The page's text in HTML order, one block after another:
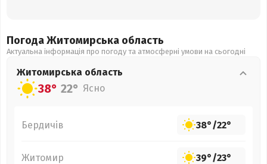
Погода Житомирська область
Актуальна інформація про погоду та атмосферні умови на сьогодні
Житомирська область
38° 22° Ясно
Бердичів 38°/22°
Житомир 39°/23°